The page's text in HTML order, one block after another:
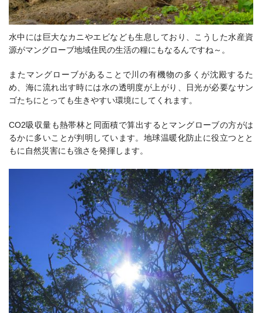
水中には巨大なカニやエビなども生息しており、こうした水産資
源がマングローブ地域住民の生活の糧にもなるんですね～。
またマングローブがあることで川の有機物の多くが沈殿するた
め、海に流れ出す時には水の透明度が上がり、日光が必要なサン
ゴたちにとっても生きやすい環境にしてくれます。
CO2吸収量も熱帯林と同面積で算出するとマングローブの方がは
るかに多いことが判明しています。地球温暖化防止に役立つとと
もに自然災害にも強さを発揮します。